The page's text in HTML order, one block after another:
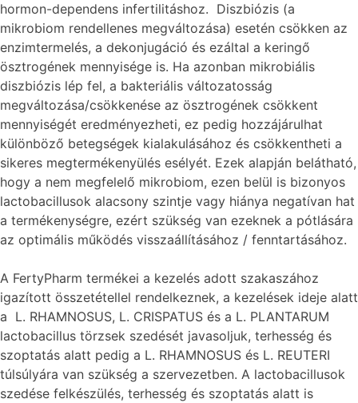
hormon-dependens infertilitáshoz. Diszbiózis (a
mikrobiom rendellenes megváltozása) esetén csökken az
enzimtermelés, a dekonjugáció és ezáltal a keringő
ösztrogének mennyisége is. Ha azonban mikrobiális
diszbiózis lép fel, a bakteriális változatosság
megváltozása/csökkenése az ösztrogének csökkent
mennyiségét eredményezheti, ez pedig hozzájárulhat
különböző betegségek kialakulásához és csökkentheti a
sikeres megtermékenyülés esélyét. Ezek alapján belátható,
hogy a nem megfelelő mikrobiom, ezen belül is bizonyos
lactobacillusok alacsony szintje vagy hiánya negatívan hat
a termékenységre, ezért szükség van ezeknek a pótlására
az optimális működés visszaállításához / fenntartásához.
A FertyPharm termékei a kezelés adott szakaszához
igazított összetétellel rendelkeznek, a kezelések ideje alatt
a L. RHAMNOSUS, L. CRISPATUS és a L. PLANTARUM
lactobacillus törzsek szedését javasoljuk, terhesség és
szoptatás alatt pedig a L. RHAMNOSUS és L. REUTERI
túlsúlyára van szükség a szervezetben. A lactobacillusok
szedése felkészülés, terhesség és szoptatás alatt is